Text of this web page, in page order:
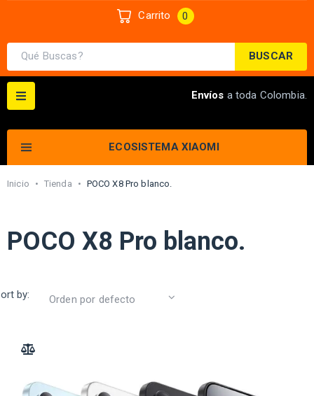
BUSCAR
Carrito
0
ECOSISTEMA XIAOMI
Envíos a toda Colombia.
Inicio • Tienda • POCO X8 Pro blanco.
POCO X8 Pro blanco.
by: